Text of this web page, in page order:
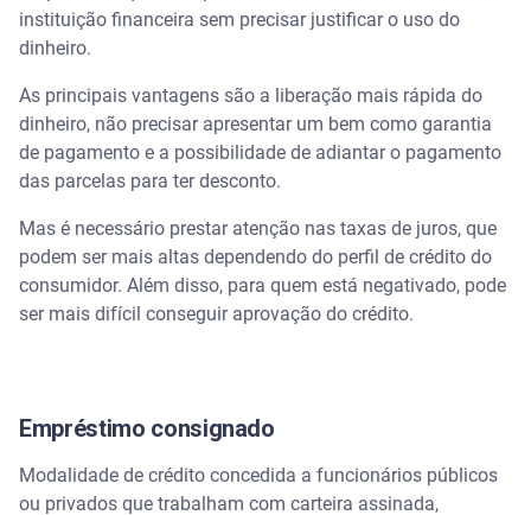
instituição financeira sem precisar justificar o uso do
dinheiro.
As principais vantagens são a liberação mais rápida do
dinheiro, não precisar apresentar um bem como garantia
de pagamento e a possibilidade de adiantar o pagamento
das parcelas para ter desconto.
Mas é necessário prestar atenção nas taxas de juros, que
podem ser mais altas dependendo do perfil de crédito do
consumidor. Além disso, para quem está negativado, pode
ser mais difícil conseguir aprovação do crédito.
Empréstimo consignado
Modalidade de crédito concedida a funcionários públicos
ou privados que trabalham com carteira assinada,